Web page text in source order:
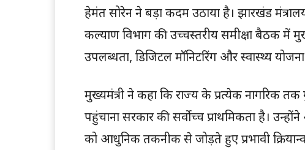
हेमंत सोरेन ने बड़ा कदम उठाया है। झारखंड मंत्रालय
कल्याण विभाग की उच्चस्तरीय समीक्षा बैठक में
उपलब्धता, डिजिटल मॉनिटरिंग और स्वास्थ्य
मुख्यमंत्री ने कहा कि राज्य के प्रत्येक नागरिक
पहुंचाना सरकार की सर्वोच्च प्राथमिकता है।
को आधुनिक तकनीक से जोड़ते हुए प्रभावी